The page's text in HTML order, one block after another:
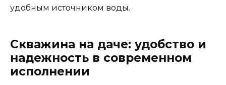
удобным источником воды.
Скважина на даче: удобство и
надежность в современном
исполнении